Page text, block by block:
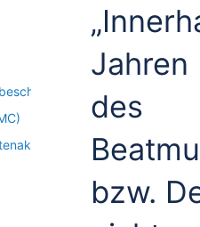
(RMC)
(RMC)
Jahren
des
bzw.